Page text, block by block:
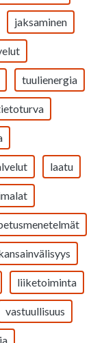
jaksaminen
tuulienergia
laatu
liiketoiminta
vastuullisuus